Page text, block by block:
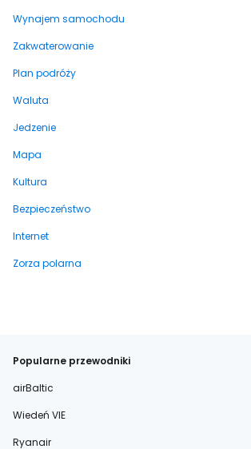
Wynajem samochodu
Zakwaterowanie
Plan podróży
Waluta
Jedzenie
Mapa
Kultura
Bezpieczeństwo
Internet
Zorza polarna
Popularne przewodniki
airBaltic
Wiedeń VIE
Ryanair